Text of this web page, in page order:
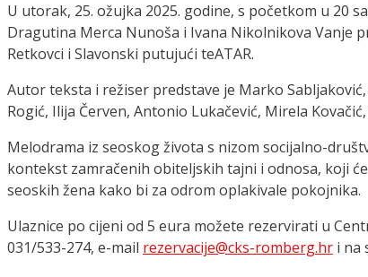
U utorak, 25. ožujka 2025. godine, s početkom u 20
Dragutina Merca Nunoša i Ivana Nikolnikova Vanje
Retkovci i Slavonski putujući teATAR.
Autor teksta i režiser predstave je Marko
Rogić, Ilija Červen, Antonio Lukačević, Mirela
Melodrama iz seoskog života s nizom socijalno-
kontekst zamračenih obiteljskih tajni i odnosa, koji
seoskih žena kako bi za odrom oplakivale pokojnika.
Ulaznice po cijeni od 5 eura možete rezervirati u
031/533-274, e-mail rezervacije@cks-romberg.hr i na